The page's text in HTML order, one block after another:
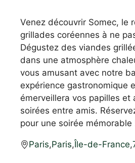
Venez découvrir Somec, le
grillades coréennes à ne
Dégustez des viandes
dans une atmosphère
vous amusant avec notre
expérience gastronomique
émerveillera vos papilles et
soirées entre amis.
pour une soirée mémorable
Paris,Paris,Île-de-France,